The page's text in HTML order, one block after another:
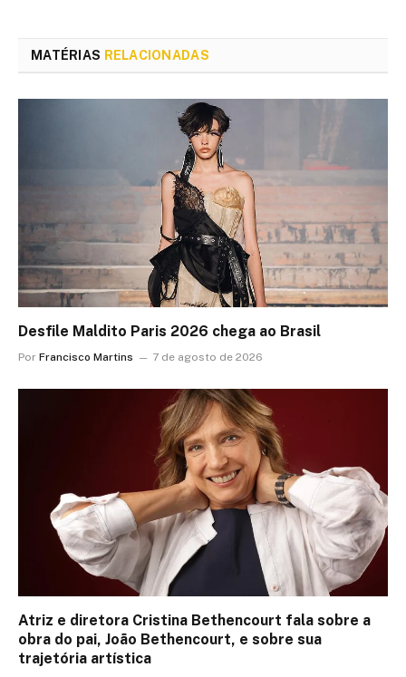
MATÉRIAS RELACIONADAS
Desfile Maldito Paris 2026 chega ao Brasil
Por Francisco Martins 7 de agosto de 2026
Atriz e diretora Cristina Bethencourt fala sobre a
obra do pai, João Bethencourt, e sobre sua
trajetória artística